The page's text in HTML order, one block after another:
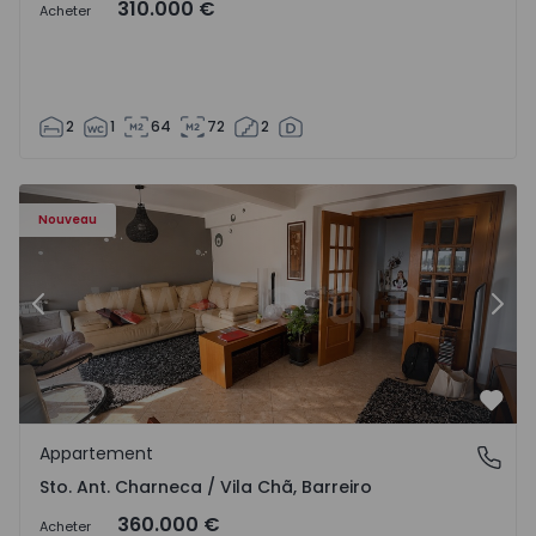
Acheter 310.000 €
2 1 64 72 2
Nouveau
- 1573477 - 14
Appartement T3 Barreiro, Sto. Ant. Charneca / Vila Chã -
Précédent
Sto. Ant. Charneca / Vila Chã, Barreiro
Appartement
Sto. Ant. Charneca / Vila Chã, Barreiro
Acheter 360.000 €